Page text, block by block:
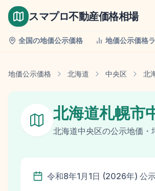
スマプロ不動産価格相場
全国の地価公示価格 地価公示価格
地価公示価格 北海道 中央区 北
北海道札幌市
北海道中央区の公示地価
令和8年1月1日 (2026年) 公